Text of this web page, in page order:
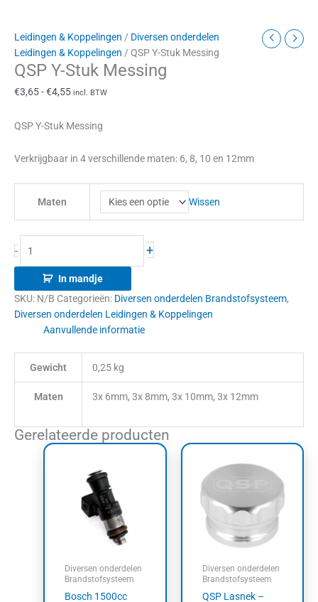
Leidingen & Koppelingen / Diversen onderdelen
Leidingen & Koppelingen / QSP Y-Stuk Messing
QSP Y-Stuk Messing
€3,65-€4,55 incl. BTW
QSP Y-Stuk Messing
Verkrijgbaar in 4 verschillende maten: 6, 8, 10 en 12mm
Maten Wissen
- +
In mandje
SKU: N/B Categorieën: Diversen onderdelen Brandstofsysteem,
Diversen onderdelen Leidingen & Koppelingen
Aanvullende informatie
Gewicht 0,25 kg
Maten 3x 6mm, 3x 8mm, 3x 10mm, 3x 12mm
Gerelateerde producten
Diversen onderdelen
Brandstofsysteem
Bosch 1500cc
Diversen onderdelen
Brandstofsysteem
QSP Lasnek –
Prijsklasse:
tot
€42,35
product
meerdere
variaties.
optie
gekozen
worden